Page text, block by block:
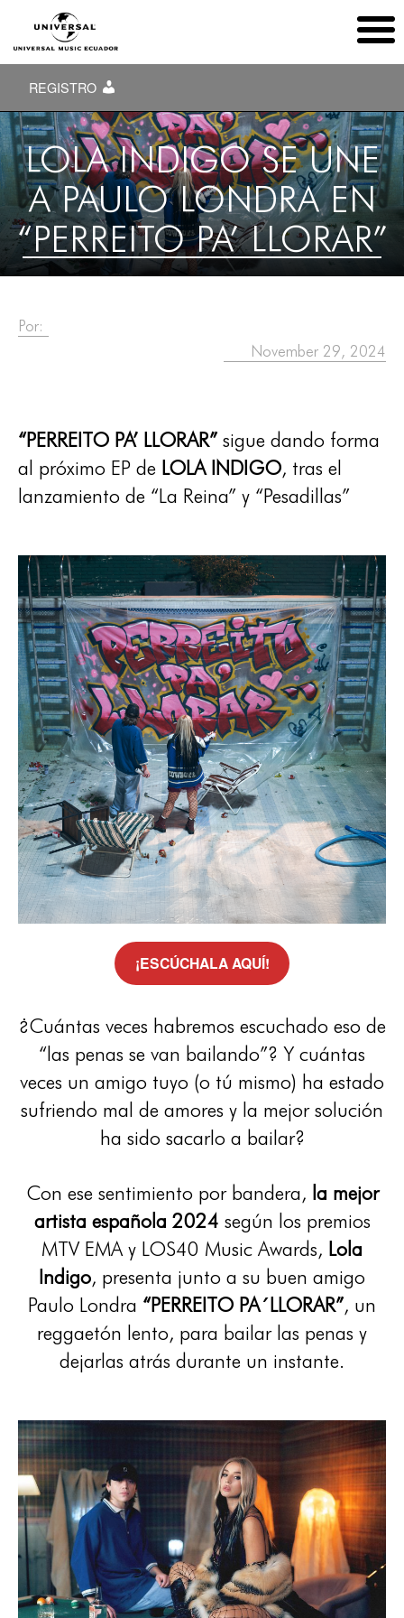
REGISTRO
LOLA INDIGO SE UNE
A PAULO LONDRA EN
“PERREITO PA’ LLORAR”
Por:
November 29, 2024
“PERREITO PA’ LLORAR”sigue dando forma
al próximo EP de LOLA INDIGO, tras el
lanzamiento de “La Reina” y “Pesadillas”
¡ESCÚCHALA AQUÍ!
¿Cuántas veces habremos escuchado eso de
“las penas se van bailando”? Y cuántas
veces un amigo tuyo (o tú mismo) ha estado
sufriendo mal de amores y la mejor solución
ha sido sacarlo a bailar?
Con ese sentimiento por bandera, la mejor
artista española 2024 según los premios
MTV EMA y LOS40 Music Awards, Lola
Indigo, presenta junto a su buen amigo
Paulo Londra “PERREITO PA´LLORAR”, un
reggaetón lento, para bailar las penas y
dejarlas atrás durante un instante.